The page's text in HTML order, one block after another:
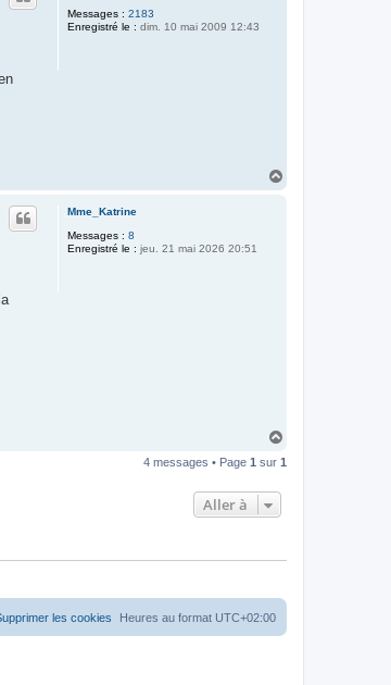
Messages : 2183
Enregistré le : dim. 10 mai 2009 12:43
Mme_Katrine
Messages : 8
Enregistré le : jeu. 21 mai 2026 20:51
u
4 messages • Page 1 sur 1
Aller à
Heures au format UTC+02:00
les cookies